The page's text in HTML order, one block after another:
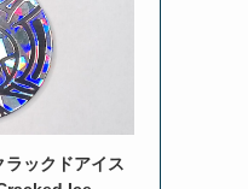
ックドアイス